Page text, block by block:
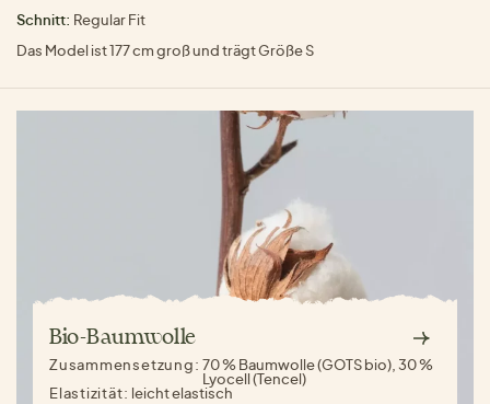
Schnitt: Regular Fit
Das Model ist 177 cm groß und trägt Größe S
Bio-Baumwolle
Zusammensetzung:70 % Baumwolle (GOTS bio), 30 %
Lyocell (Tencel)
Elastizität: leicht elastisch